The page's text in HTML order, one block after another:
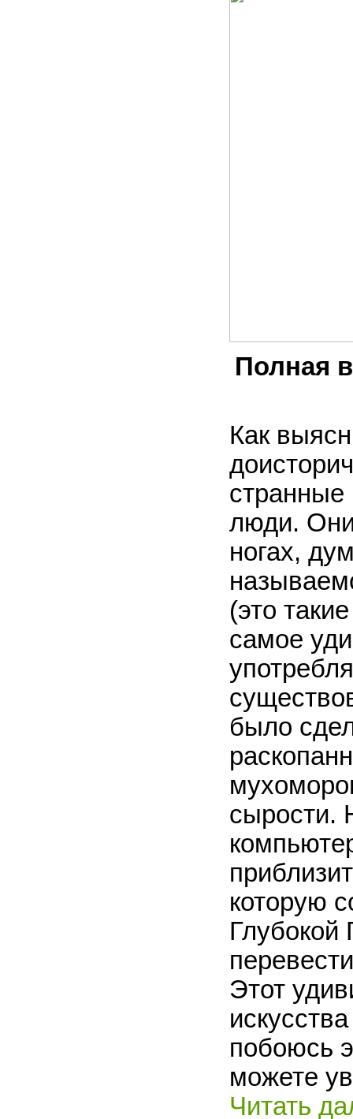
Полная
Как
странные
люди. Они
ногах,
(это
самое
было
сырости.
которую
Глубокой
Этот
побоюсь
можете
Читать